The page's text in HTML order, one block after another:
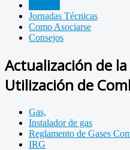
Jornadas Técnicas
Como Asociarse
Consejos
Actualización de
Utilización de
Gas,
Instalador de gas
Reglamento de Gases
IRG